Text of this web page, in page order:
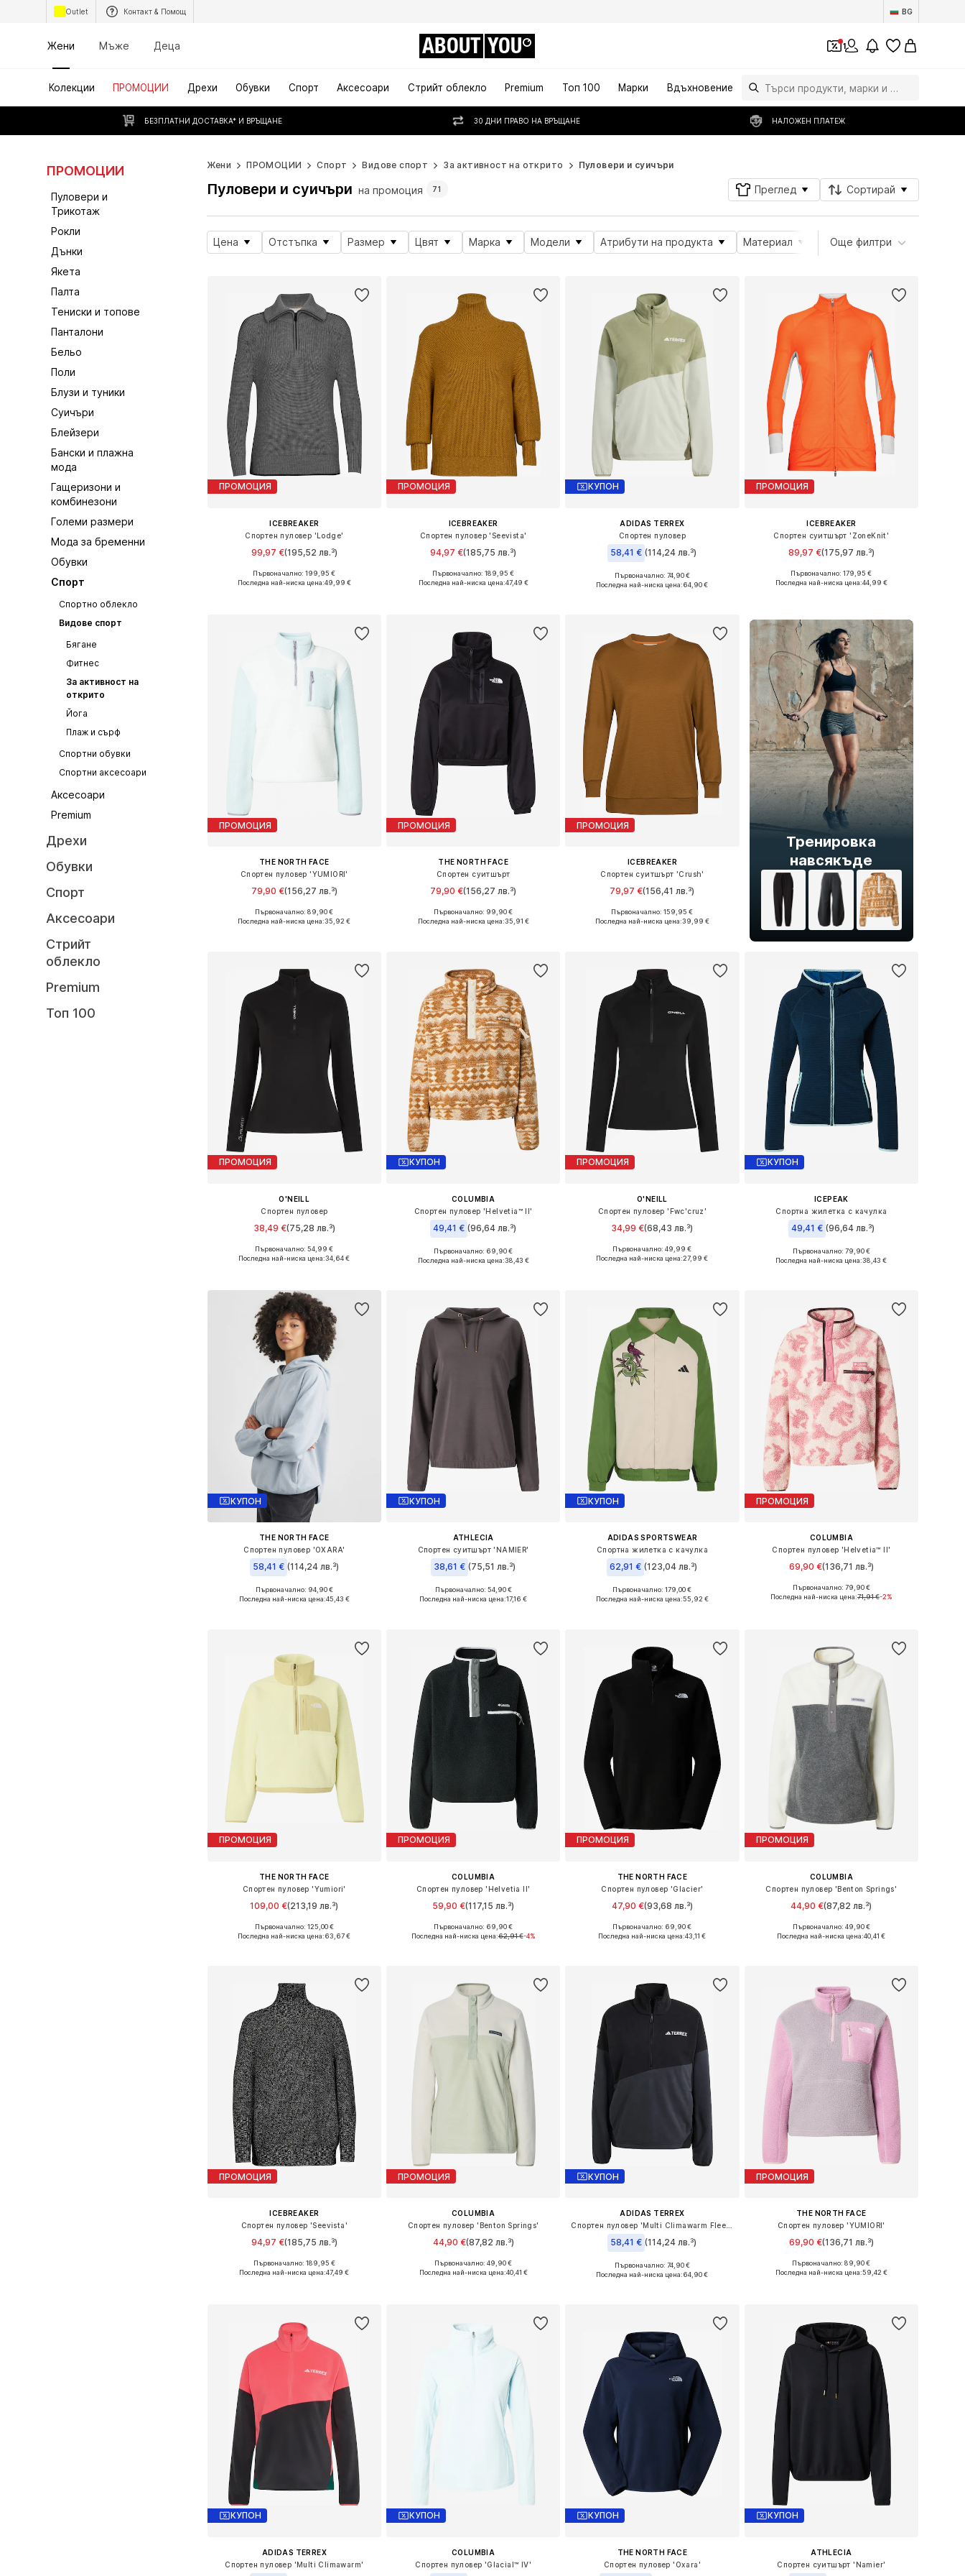
Outlet Контакт & Помощ BG
Жени Мъже Деца ABOUT YOU 1
Колекции ПРОМОЦИИ Дрехи Обувки Спорт Аксесоари Стрийт облекло Premium Топ 100 Марки Вдъхновение
БЕЗПЛАТНИ ДОСТАВКА* И ВРЪЩАНЕ 30 ДНИ ПРАВО НА ВРЪЩАНЕ НАЛОЖЕН ПЛАТЕЖ
ПРОМОЦИИ
Пуловери и
Трикотаж
Рокли
Дънки
Якета
Палта
Тениски и топове
Панталони
Бельо
Поли
Блузи и туники
Суичъри
Блейзери
Бански и плажна
мода
Гащеризони и
комбинезони
Големи размери
Мода за бременни
Обувки
Спорт
Спортно облекло
Видове спорт
Бягане
Фитнес
За активност на
открито
Йога
Плаж и сърф
Спортни обувки
Спортни аксесоари
Аксесоари
Premium
Дрехи
Обувки
Спорт
Аксесоари
Стрийт
облекло
Premium
Топ 100
Жени ПРОМОЦИИ Спорт Видове спорт За активност на открито Пуловери и суичъри
Пуловери и суичъри на промоция 71 Преглед Сортирай
Цена Отстъпка Размер Цвят Марка Модели Атрибути на продукта Материал Функции Деколте
Още филтри
ПРОМОЦИЯ
ICEBREAKER
Спортен пуловер 'Lodge'
99,97 €(195,52 лв.³)
Налични размери: XS, S, M, L, XL
Първоначално: 199,95 €
Последна най-ниска цена:49,99 €
ПРОМОЦИЯ
ICEBREAKER
Спортен пуловер 'Seevista'
94,97 €(185,75 лв.³)
Налични размери: XS, S, M, L, XL
Първоначално: 189,95 €
Последна най-ниска цена:47,49 €
КУПОН
ADIDAS TERREX
Спортен пуловер
58,41 € (114,24 лв.³)
Налични размери: XS, S, M, L, XL
Първоначално: 74,90 €
Последна най-ниска цена:64,90 €
ПРОМОЦИЯ
ICEBREAKER
Спортен суитшърт 'ZoneKnit'
89,97 €(175,97 лв.³)
Налични размери: XS, S, M, L
Първоначално: 179,95 €
Последна най-ниска цена:44,99 €
ПРОМОЦИЯ
THE NORTH FACE
Спортен пуловер 'YUMIORI'
79,90 €(156,27 лв.³)
+3
Налични размери: S, M, L, XL
Първоначално: 89,90 €
Последна най-ниска цена:35,92 €
ПРОМОЦИЯ
THE NORTH FACE
Спортен суитшърт
79,90 €(156,27 лв.³)
Налични размери: XS, S, M, L, XL
Първоначално: 99,90 €
Последна най-ниска цена:35,91 €
ПРОМОЦИЯ
ICEBREAKER
Спортен суитшърт 'Crush'
79,97 €(156,41 лв.³)
Налични размери: XS, S, M, L, XL
Първоначално: 159,95 €
Последна най-ниска цена:39,99 €
Тренировка
навсякъде
ПРОМОЦИЯ
O'NEILL
Спортен пуловер
38,49 €(75,28 лв.³)
Налични размери: XS, S, M, XL
Първоначално: 54,99 €
Последна най-ниска цена:34,64 €
КУПОН
COLUMBIA
Спортен пуловер 'Helvetia™ II'
49,41 € (96,64 лв.³)
Налични размери: S, M, L
Първоначално: 69,90 €
Последна най-ниска цена:38,43 €
ПРОМОЦИЯ
O'NEILL
Спортен пуловер 'Fwc'cruz'
34,99 €(68,43 лв.³)
Налични размери: XS, S, M, L
Първоначално: 49,99 €
Последна най-ниска цена:27,99 €
КУПОН
ICEPEAK
Спортна жилетка с качулка
49,41 € (96,64 лв.³)
Налични размери: M
Първоначално: 79,90 €
Последна най-ниска цена:38,43 €
КУПОН
THE NORTH FACE
Спортен пуловер 'OXARA'
58,41 € (114,24 лв.³)
Налични размери: XS, M
Първоначално: 94,90 €
Последна най-ниска цена:45,43 €
КУПОН
ATHLECIA
Спортен суитшърт 'NAMIER'
38,61 € (75,51 лв.³)
+2
Налични размери: S, M, L, XL, XXL, XXXL
Първоначално: 54,90 €
Последна най-ниска цена:17,16 €
КУПОН
ADIDAS SPORTSWEAR
Спортна жилетка с качулка
62,91 € (123,04 лв.³)
Налични размери: XS, S, M, L
Първоначално: 179,00 €
Последна най-ниска цена:55,92 €
ПРОМОЦИЯ
COLUMBIA
Спортен пуловер 'Helvetia™ II'
69,90 €(136,71 лв.³)
Налични размери: XS, S, M, L, XL
Първоначално: 79,90 €
Последна най-ниска цена:71,91 €-2%
ПРОМОЦИЯ
THE NORTH FACE
Спортен пуловер 'Yumiori'
109,00 €(213,19 лв.³)
+1
Налични размери: S, M, L
Първоначално: 125,00 €
Последна най-ниска цена:63,67 €
ПРОМОЦИЯ
COLUMBIA
Спортен пуловер 'Helvetia II'
59,90 €(117,15 лв.³)
Налични размери: XS, S, M, L, XL
Първоначално: 69,90 €
Последна най-ниска цена:62,91 €-4%
ПРОМОЦИЯ
THE NORTH FACE
Спортен пуловер 'Glacier'
47,90 €(93,68 лв.³)
+2
Налични размери: XS, S, M, L, XL, XXL
Първоначално: 69,90 €
Последна най-ниска цена:43,11 €
ПРОМОЦИЯ
COLUMBIA
Спортен пуловер 'Benton Springs'
44,90 €(87,82 лв.³)
Налични размери: S, M, L, XL
Първоначално: 49,90 €
Последна най-ниска цена:40,41 €
ПРОМОЦИЯ
ICEBREAKER
Спортен пуловер 'Seevista'
94,97 €(185,75 лв.³)
Налични размери: XS, S, M, L, XL
Първоначално: 189,95 €
Последна най-ниска цена:47,49 €
ПРОМОЦИЯ
COLUMBIA
Спортен пуловер 'Benton Springs'
44,90 €(87,82 лв.³)
Налични размери: XS, S, M, L, XL
Първоначално: 49,90 €
Последна най-ниска цена:40,41 €
КУПОН
ADIDAS TERREX
58,41 € (114,24 лв.³)
Предлага се в много размери
Първоначално: 74,90 €
Последна най-ниска цена:64,90 €
ПРОМОЦИЯ
THE NORTH FACE
Спортен пуловер 'YUMIORI'
69,90 €(136,71 лв.³)
+3
Налични размери: XS, S, M, L, XL
Първоначално: 89,90 €
Последна най-ниска цена:59,42 €
КУПОН
ADIDAS TERREX
Спортен пуловер 'Multi Climawarm'
КУПОН
COLUMBIA
Спортен пуловер 'Glacial™ IV'
КУПОН
THE NORTH FACE
Спортен пуловер 'Oxara'
КУПОН
ATHLECIA
Спортен суитшърт 'Namier'